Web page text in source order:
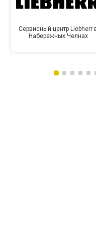
Сервисный центр Liebherr
Набережных Челнах